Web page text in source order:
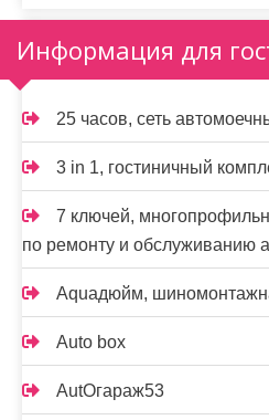
Информация для
25 часов, сеть
3 in 1, гостиничный
7 ключей,
по ремонту и обслуживанию
Aquaдюйм,
Auto box
AutOгараж53